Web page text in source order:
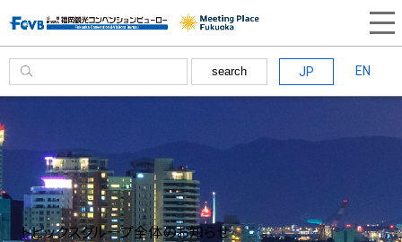
search JP EN
トピックスグループ全体のお知らせ